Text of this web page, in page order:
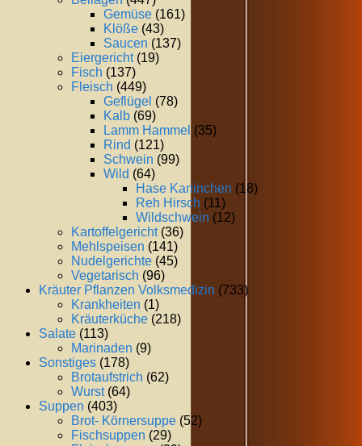
Gemüse (161)
Klöße (43)
Saucen (137)
Eiergericht(19)
Fisch (137)
Fleisch (449)
Geflügel (78)
Kalb (69)
Lamm Hammel (35)
Rind (121)
Schwein (99)
Wild (64)
Hase Kaninchen (18)
Reh Hirsch (11)
Wildschwein (12)
Kartoffelgericht(36)
Mehlspeisen (141)
Nudelgerichte (45)
Vegetarisch (96)
Kräuter Pflanzen Volksmedizin (733)
Krankheiten (1)
Kräuterküche (218)
Salate (113)
Marinaden (9)
Sonstiges (178)
Brotaufstrich (62)
Wurst(64)
Suppen (403)
Brot- Körnersuppe (52)
Fischsuppen (29)